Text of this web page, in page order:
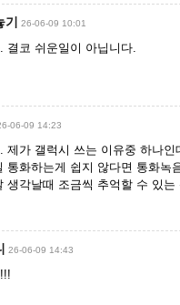
26-06-09 10:01
결코 쉬운일이 아닙니다.
06-09 14:23
제가 갤럭시 쓰는 이유중 하나인
통화하는게 쉽지 않다면 통화녹
생각날때 조금씩 추억할 수 있는
26-06-09 14:43